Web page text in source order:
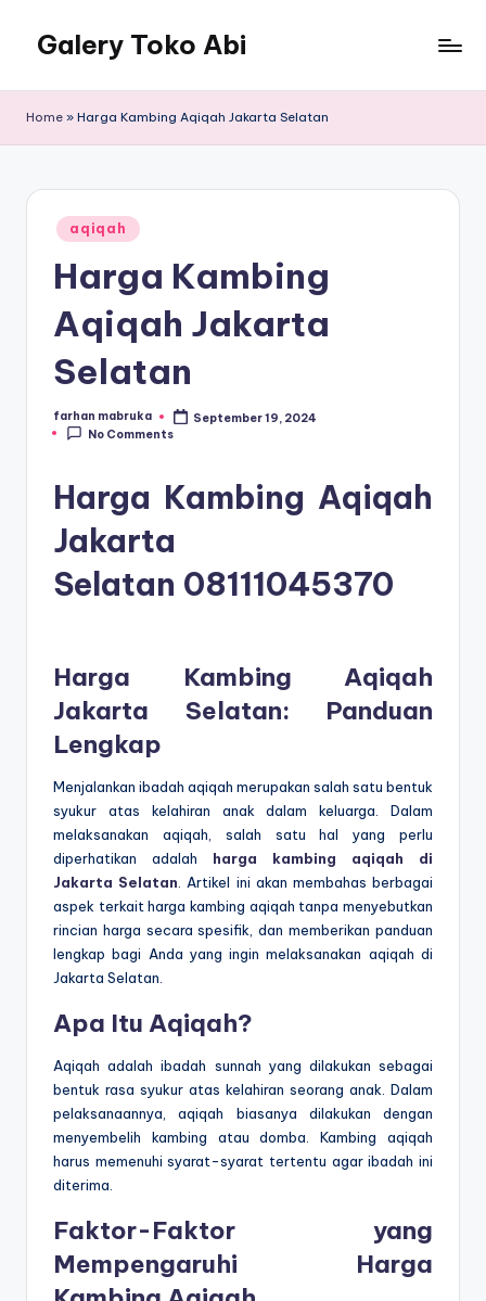
Galery Toko Abi
Home » Harga Kambing Aqiqah Jakarta Selatan
Posted
in
aqiqah
Harga Kambing
Aqiqah Jakarta
Selatan
Posted
by
farhan mabruka
September 19, 2024
No Comments
Harga Kambing Aqiqah
Jakarta
Selatan 08111045370
Harga Kambing Aqiqah
Jakarta Selatan: Panduan
Lengkap
Menjalankan ibadah aqiqah merupakan salah satu bentuk
syukur atas kelahiran anak dalam keluarga. Dalam
melaksanakan aqiqah, salah satu hal yang perlu
diperhatikan adalah harga kambing aqiqah di
Jakarta Selatan . Artikel ini akan membahas berbagai
aspek terkait harga kambing aqiqah tanpa menyebutkan
rincian harga secara spesifik, dan memberikan panduan
lengkap bagi Anda yang ingin melaksanakan aqiqah di
Jakarta Selatan.
Apa Itu Aqiqah?
Aqiqah adalah ibadah sunnah yang dilakukan sebagai
bentuk rasa syukur atas kelahiran seorang anak. Dalam
pelaksanaannya, aqiqah biasanya dilakukan dengan
menyembelih kambing atau domba. Kambing aqiqah
harus memenuhi syarat-syarat tertentu agar ibadah ini
diterima.
Faktor-Faktor yang
Mempengaruhi Harga